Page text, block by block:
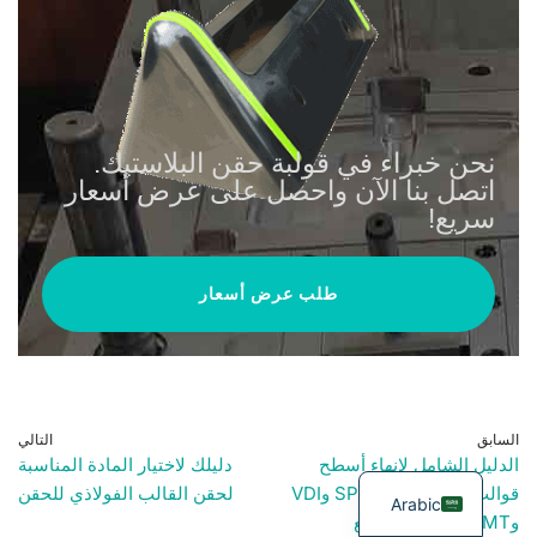
نحن خبراء في قولبة حقن البلاستيك.
اتصل بنا الآن واحصل على عرض أسعار
سريع!
طلب عرض أسعار
السابق
الدليل الشامل لإنهاء أسطح
قوالب الحقن: معايير SPI وVDI
وMT وعمليات التصنيع
التالي
دليلك لاختيار المادة المناسبة
لحقن القالب الفولاذي للحقن
Arabic